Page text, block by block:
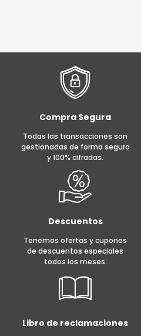
Compra Segura
Todas las transacciones son
gestionadas de forma segura
y 100% cifradas.
Descuentos
Tenemos ofertas y cupones
de descuentos especiales
todos los meses.
Libro de reclamaciones